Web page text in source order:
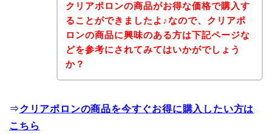
クリアポロンの商品がお得な価格で購入す
ることができましたよ♪なので、クリアポ
ロンの商品に興味のある方は下記ページな
どを参考にされてみてはいかがでしょう
か？
⇒クリアポロンの商品を今すぐお得に購入したい方は
こちら